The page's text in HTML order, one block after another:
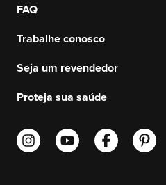
FAQ
Trabalhe conosco
Seja um revendedor
Proteja sua saúde